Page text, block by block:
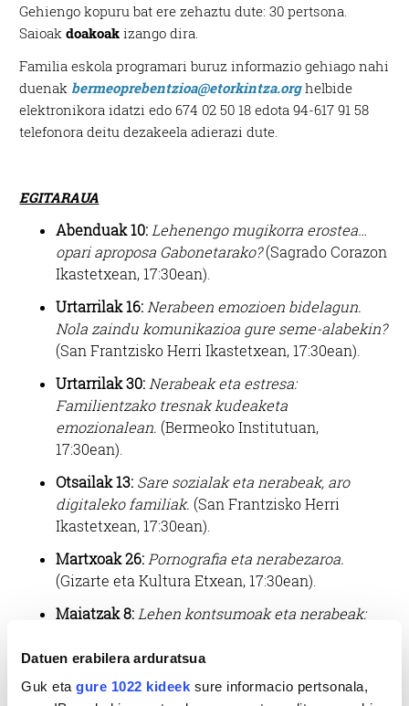
Datuen erabilera arduratsua
Guk eta gure 1022 kideek sure informacio pertsonala,
Gehiengo kopuru bat ere zehaztu dute: 30 pertsona.
Saioakdoakoak izango dira.
Familia eskola programari buruz informazio gehiago nahi
duenak bermeoprebentzioa@etorkintza.org helbide
elektronikora idatzi edo 674 02 50 18 edota 94-617 91 58
telefonora deitu dezakeela adierazi dute.
EGITARAUA
Abenduak 10: Lehenengo mugikorra erostea…
opari aproposa Gabonetarako?(Sagrado Corazon
Ikastetxean, 17:30ean).
Urtarrilak 16: Nerabeen emozioen bidelagun.
Nola zaindu komunikazioa gure seme-alabekin?
(San Frantzisko Herri Ikastetxean, 17:30ean).
Urtarrilak 30: Nerabeak eta estresa:
Familientzako tresnak kudeaketa
emozionalean. (Bermeoko Institutuan,
17:30ean).
Otsailak 13: Sare sozialak eta nerabeak, aro
digitaleko familiak. (San Frantzisko Herri
Ikastetxean, 17:30ean).
Martxoak 26: Pornografia eta nerabezaroa.
(Gizarte eta Kultura Etxean, 17:30ean).
Maiatzak 8: Lehen kontsumoak eta nerabeak:
nerabezaroan. (Eleizalde Ikastolan, 17:30ean).